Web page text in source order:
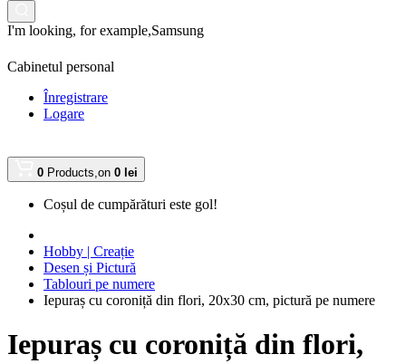
I'm looking, for example,Samsung
Cabinetul personal
Înregistrare
Logare
0 Products,on 0 lei
Coșul de cumpărături este gol!
Hobby | Creație
Desen și Pictură
Tablouri pe numere
Iepuraș cu coroniță din flori, 20х30 cm, pictură pe numere
Iepuraș cu coroniță din flori,